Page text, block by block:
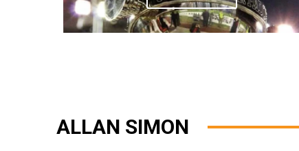
ALLAN SIMON